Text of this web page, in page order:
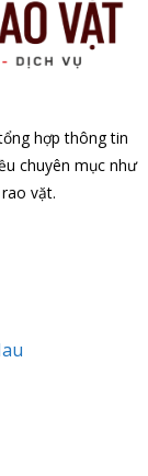
hợp thông tin
chuyên mục như
vặt.